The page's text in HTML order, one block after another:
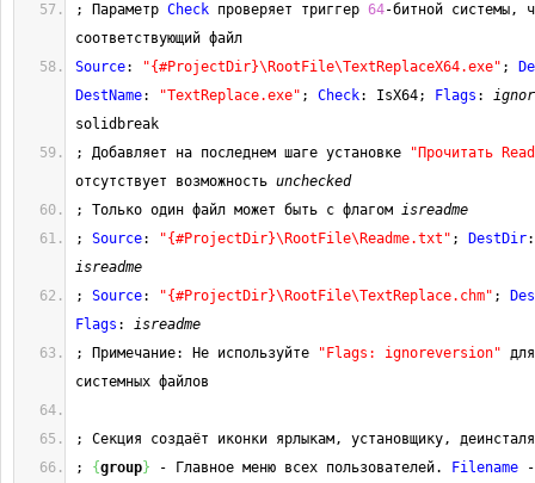
; Параметр Check проверяет триггер 64-битной системы,
соответствующий файл
Source: "{#ProjectDir}\RootFile\TextReplaceX64.exe" ;
DestName: "TextReplace.exe" ; Check: IsX64; Flags :
solidbreak
; Добавляет на последнем шаге установке
"Прочитать
отсутствует возможность unchecked
; Только один файл может быть с флагом isreadme
; Source: "{#ProjectDir}\RootFile\Readme.txt" ; DestDir
isreadme
; Source: "{#ProjectDir}\RootFile\TextReplace.chm" ;
Flags : isreadme
; Примечание: Не используйте
"Flags: ignoreversion"
системных файлов
; Секция создаёт иконки ярлыкам, установщику,
; {group} - Главное меню всех пользователей. Filename